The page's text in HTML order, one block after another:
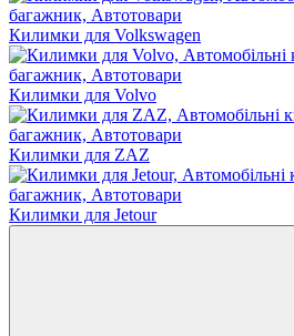
Килимки для Volkswagen
Килимки для Volvo
Килимки для ZAZ
Килимки для Jetour